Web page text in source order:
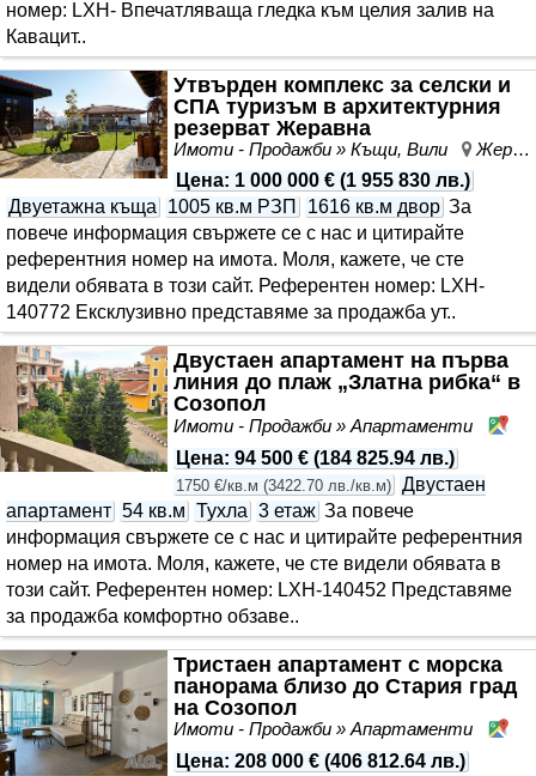
номер: LXH- Впечатляваща гледка към целия залив на
Кавацит..
Утвърден комплекс за селски и
СПА туризъм в архитектурния
резерват Жеравна
Имоти - Продажби » Къщи, Вили
Жеравна, област Сливен
Цена: 1 000 000 € (1 955 830 лв.)
Двуетажна къща 1005 кв.м РЗП 1616 кв.м двор За
повече информация свържете се с нас и цитирайте
референтния номер на имота. Моля, кажете, че сте
видeли обявата в този сайт. Референтен номер: LXH-
140772 Ексклузивно представяме за продажба ут..
Двустаен апартамент на първа
линия до плаж „Златна рибка“ в
Созопол
Имоти - Продажби » Апартаменти
Цена: 94 500 € (184 825.94 лв.)
1750 €/кв.м (3422.70 лв./кв.м) Двустаен
апартамент 54 кв.м Тухла 3 етаж За повече
информация свържете се с нас и цитирайте референтния
номер на имота. Моля, кажете, че сте видeли обявата в
този сайт. Референтен номер: LXH-140452 Представяме
за продажба комфортно обзаве..
Тристаен апартамент с морска
панорама близо до Стария град
на Созопол
Имоти - Продажби » Апартаменти
Цена: 208 000 € (406 812.64 лв.)